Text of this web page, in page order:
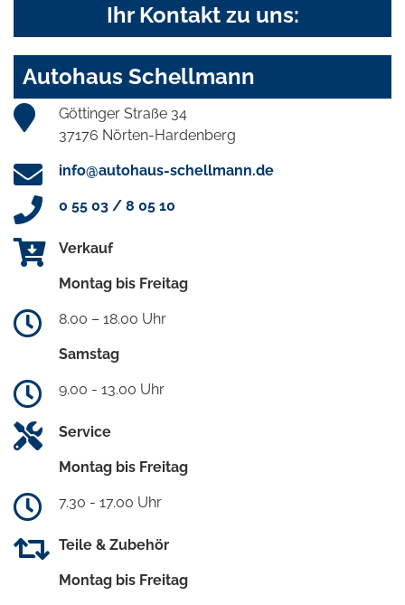
Ihr Kontakt zu uns:
Autohaus Schellmann
Göttinger Straße 34
37176 Nörten-Hardenberg
info@autohaus-schellmann.de
0 55 03 / 8 05 10
Verkauf
Montag bis Freitag
8.00 – 18.00 Uhr
Samstag
9.00 - 13.00 Uhr
Service
Montag bis Freitag
7.30 - 17.00 Uhr
Teile & Zubehör
Montag bis Freitag